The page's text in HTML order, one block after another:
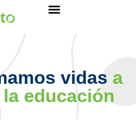
vidas a
educación